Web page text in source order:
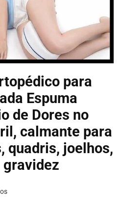
para
Espuma
de Dores no
calmante para
quadris, joelhos,